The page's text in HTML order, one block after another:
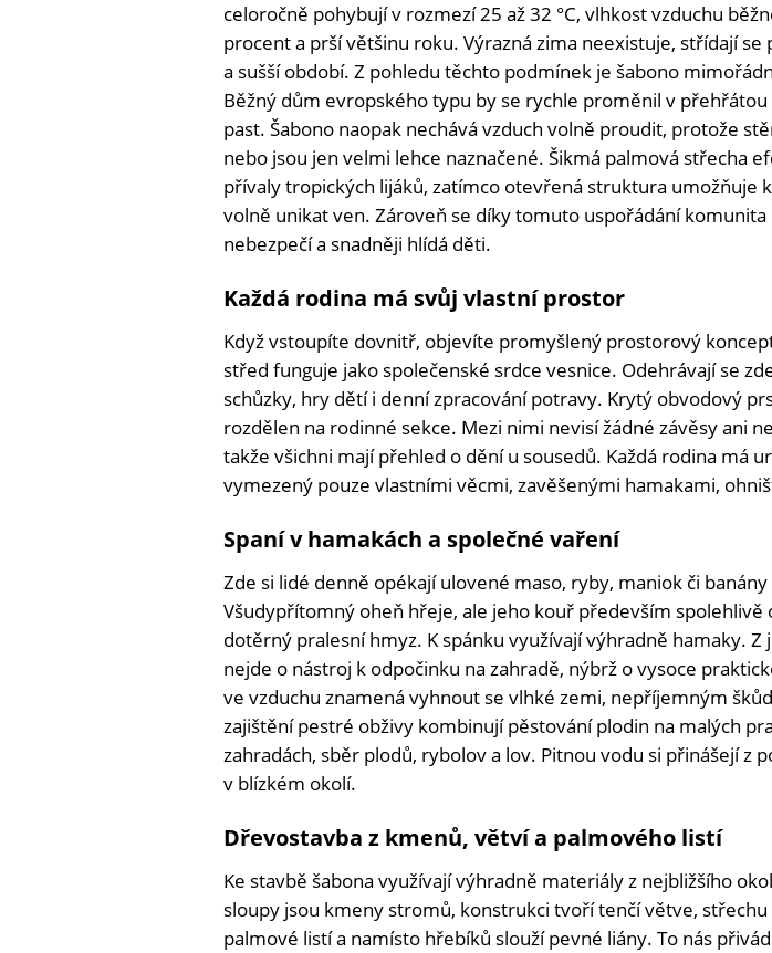
celoročně pohybují v rozmezí 25 až 32 °C, vlhkost vzduchu
procent a prší většinu roku. Výrazná zima neexistuje, střídají se
a sušší období. Z pohledu těchto podmínek je šabono
Běžný dům evropského typu by se rychle proměnil v přehřátou
past. Šabono naopak nechává vzduch volně proudit, protože
nebo jsou jen velmi lehce naznačené. Šikmá palmová střecha
přívaly tropických lijáků, zatímco otevřená struktura umožňuje
volně unikat ven. Zároveň se díky tomuto uspořádání
nebezpečí a snadněji hlídá děti.
Každá rodina má svůj vlastní prostor
Když vstoupíte dovnitř, objevíte promyšlený prostorový
střed funguje jako společenské srdce vesnice. Odehrávají se
schůzky, hry dětí i denní zpracování potravy. Krytý obvodový
rozdělen na rodinné sekce. Mezi nimi nevisí žádné závěsy ani
takže všichni mají přehled o dění u sousedů. Každá rodina má
vymezený pouze vlastními věcmi, zavěšenými hamakami,
Spaní v hamakách a společné vaření
Zde si lidé denně opékají ulovené maso, ryby, maniok či
Všudypřítomný oheň hřeje, ale jeho kouř především spolehlivě
dotěrný pralesní hmyz. K spánku využívají výhradně hamaky. Z
nejde o nástroj k odpočinku na zahradě, nýbrž o vysoce
ve vzduchu znamená vyhnout se vlhké zemi, nepříjemným
zajištění pestré obživy kombinují pěstování plodin na malých
zahradách, sběr plodů, rybolov a lov. Pitnou vodu si přinášejí z
v blízkém okolí.
Dřevostavba z kmenů, větví a palmového listí
Ke stavbě šabona využívají výhradně materiály z nejbližšího
sloupy jsou kmeny stromů, konstrukci tvoří tenčí větve,
palmové listí a namísto hřebíků slouží pevné liány. To nás